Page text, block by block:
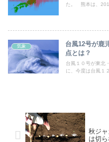
た。 熊本は、
気象
台風12号が鹿
点とは？
台風１０号が東北
に、今度は台風１
秋ジ
は切